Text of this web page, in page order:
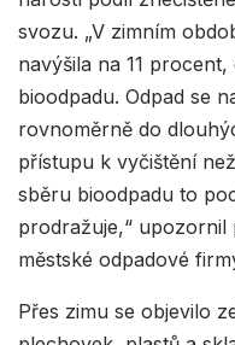
svozu. „V zimním
navýšila na 11
bioodpadu. Odpad se
rovnoměrně do
přístupu k vyčištění
sběru bioodpadu to
prodražuje,“ upozornil
městské odpadové
Přes zimu se objevilo